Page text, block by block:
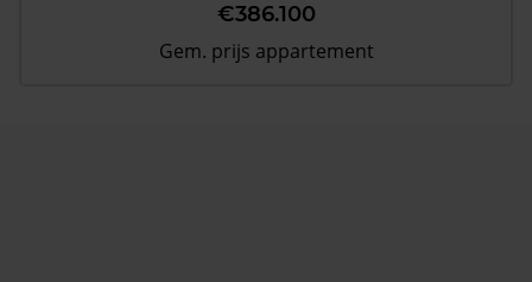
€386.100
Gem. prijs appartement